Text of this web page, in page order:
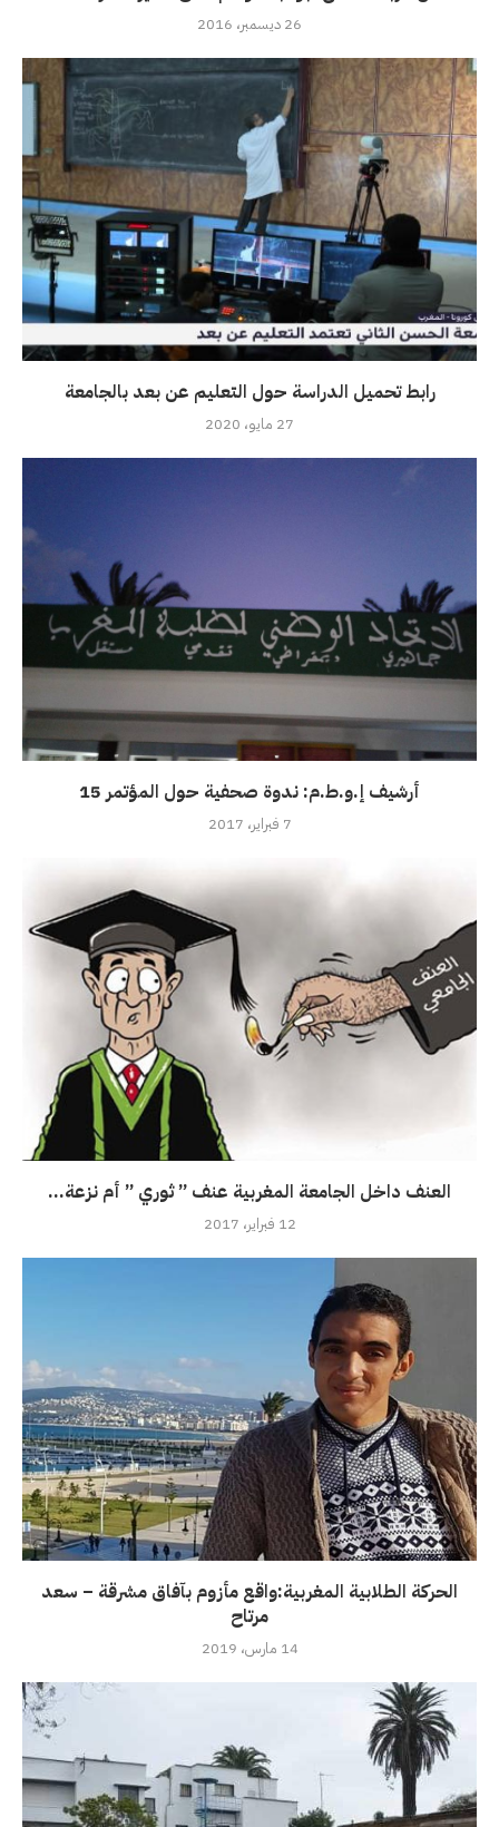
26 ديسمبر، 2016
رابط تحميل الدراسة حول التعليم عن بعد بالجامعة
27 مايو، 2020
أرشيف إ.و.ط.م: ندوة صحفية حول المؤتمر 15
7 فبراير، 2017
العنف داخل الجامعة المغربية عنف ” ثوري ” أم نزعة...
12 فبراير، 2017
الحركة الطلابية المغربية:واقع مأزوم بآفاق مشرقة – سعد
مرتاح
14 مارس، 2019